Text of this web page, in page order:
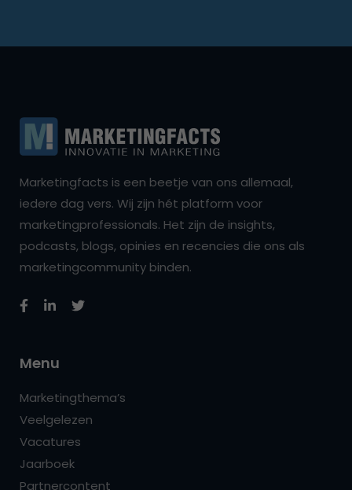
Marketingfacts is een beetje van ons allemaal,
iedere dag vers. Wij zijn hét platform voor
marketingprofessionals. Het zijn de insights,
podcasts, blogs, opinies en recencies die ons als
marketingcommunity binden.
Menu
Marketingthema’s
Veelgelezen
Vacatures
Jaarboek
Partnercontent